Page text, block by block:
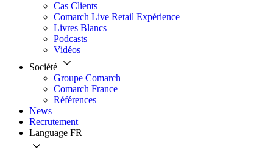
Cas Clients
Comarch Live Retail Expérience
Livres Blancs
Podcasts
Vidéos
Société
Groupe Comarch
Comarch France
Références
News
Recrutement
Language FR